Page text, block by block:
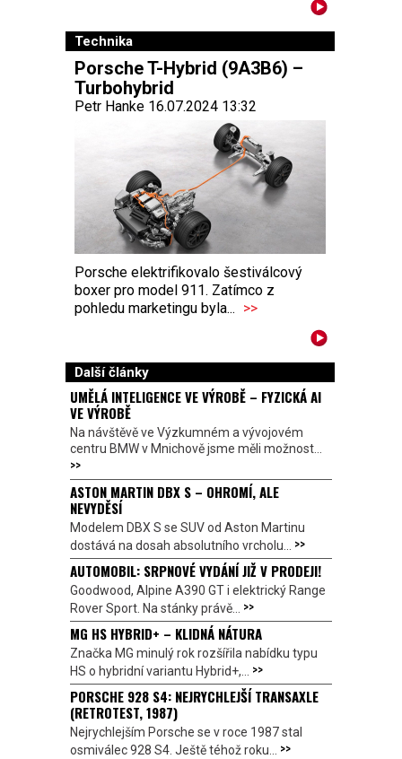
Technika
Porsche T-Hybrid (9A3B6) –
Turbohybrid
Petr Hanke 16.07.2024 13:32
Porsche elektrifikovalo šestiválcový
boxer pro model 911. Zatímco z
pohledu marketingu byla... >>
Další články
UMĚLÁ INTELIGENCE VE VÝROBĚ – FYZICKÁ AI
VE VÝROBĚ
Na návštěvě ve Výzkumném a vývojovém
centru BMW v Mnichově jsme měli možnost...
>>
ASTON MARTIN DBX S – OHROMÍ, ALE
NEVYDĚSÍ
Modelem DBX S se SUV od Aston Martinu
dostává na dosah absolutního vrcholu... >>
AUTOMOBIL: SRPNOVÉ VYDÁNÍ JIŽ V PRODEJI!
Goodwood, Alpine A390 GT i elektrický Range
Rover Sport. Na stánky právě... >>
MG HS HYBRID+ – KLIDNÁ NÁTURA
Značka MG minulý rok rozšířila nabídku typu
HS o hybridní variantu Hybrid+,... >>
PORSCHE 928 S4: NEJRYCHLEJŠÍ TRANSAXLE
(RETROTEST, 1987)
Nejrychlejším Porsche se v roce 1987 stal
osmiválec 928 S4. Ještě téhož roku... >>